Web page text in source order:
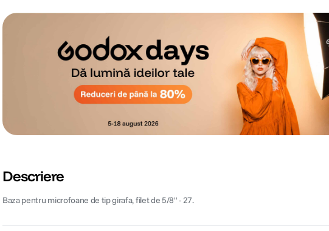
Descriere
Baza pentru microfoane de tip girafa, filet de 5/8" - 27.